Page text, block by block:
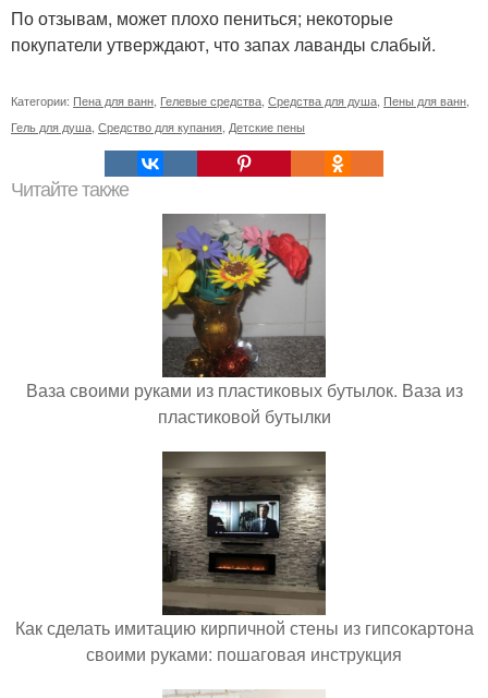
По отзывам, может плохо пениться; некоторые
покупатели утверждают, что запах лаванды слабый.
Категории: Пена для ванн, Гелевые средства, Средства для душа, Пены для ванн,
Гель для душа, Средство для купания, Детские пены
Читайте также
Ваза своими руками из пластиковых бутылок. Ваза из
пластиковой бутылки
Как сделать имитацию кирпичной стены из гипсокартона
своими руками: пошаговая инструкция